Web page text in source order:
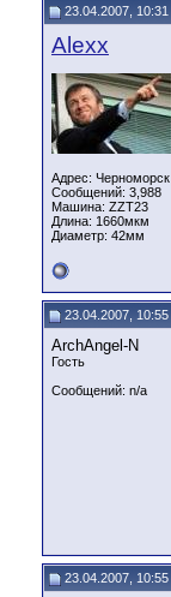
23.04.2007, 10:31
Alexx
Адрес: Черноморск
Сообщений: 3,988
Машина: ZZT23
Длина: 1660мкм
Диаметр: 42мм
23.04.2007, 10:55
ArchAngel-N
Гость
Сообщений: n/a
23.04.2007, 10:55